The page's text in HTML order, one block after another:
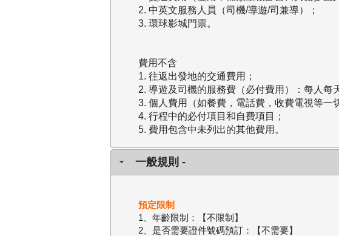
2. 中英文服務人員（司機/導遊/司兼導）；
3. 環球影城門票。
費用不含
1. 往返出發地的交通費用；
2. 導遊及司機的服務費（必付費用）：每人每
3. 個人費用（如餐費，電話費，收費電視等一
4. 行程中的必付項目和自費項目；
5. 費用包含中未列出的其他費用。
一般規則 -
預定限制
1、年齡限制：【不限制】
2、是否需要證件號碼預訂：【不需要】